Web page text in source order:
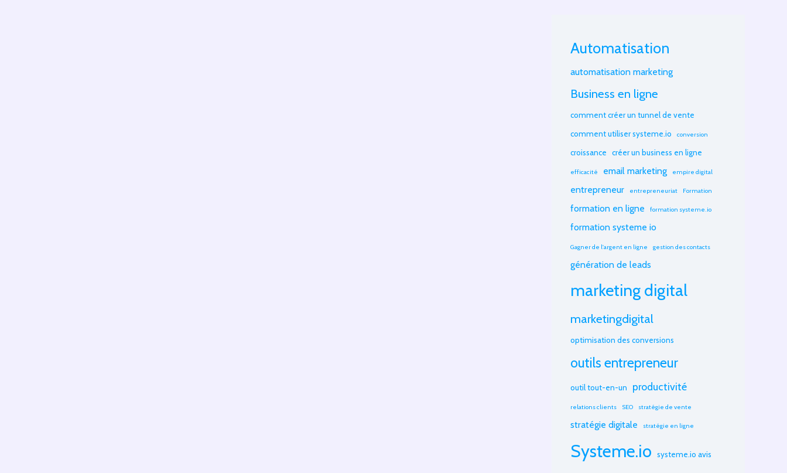
Automatisation
automatisation marketing
Business en ligne
comment créer un tunnel de vente
comment utiliser systeme.io
conversion
croissance créer un business en ligne
efficacité email marketing empire digital
entrepreneur entrepreneuriat Formation
formation en ligne formation systeme.io
formation systeme io
Gagner de l'argent en ligne gestion des contacts
génération de leads
marketing digital
marketingdigital
optimisation des conversions
outils entrepreneur
outil tout-en-un productivité
relations clients SEO stratégie de vente
stratégie digitale stratégie en ligne
Systeme.io systeme.io avis